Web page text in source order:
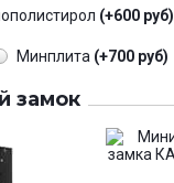
(+600 руб)
Минплита (+700 руб)
замок